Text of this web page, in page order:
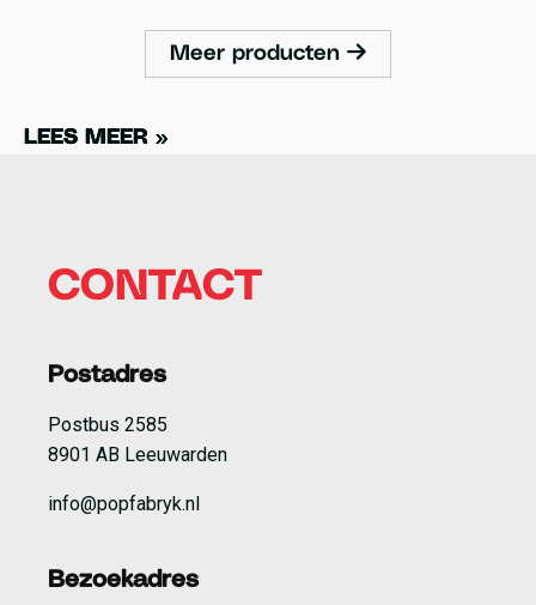
LEES MEER »
LEES MEER »
beloften brengt de band meteen haar tiende album
uit. Het album is een bijzondere samenwerking
deze plaat groeit ZEA uit tot een grotere bezetting,
brengt overal ter wereld Friestalige muziek. In 2024
werd ZEA bekroond met de Premio Ostana Music
het album verschijnt ook een speciaal boek, gevuld
LEES MEER »
Meer producten
CONTACT
Postadres
Postbus 2585
8901 AB Leeuwarden
info@popfabryk.nl
Bezoekadres